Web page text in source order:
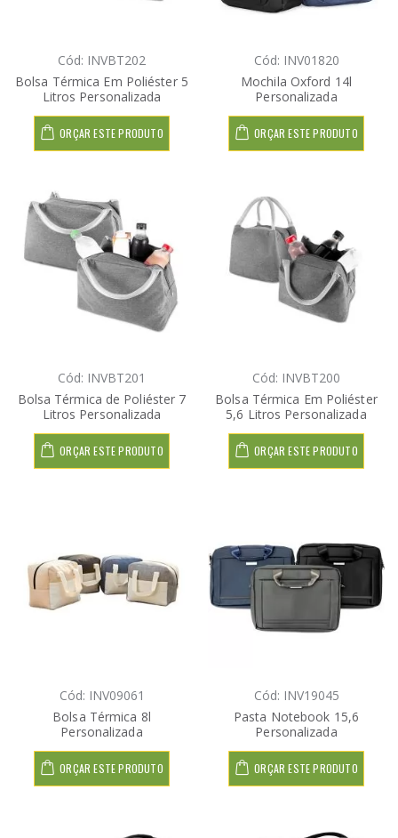
Cód: INVBT202
Bolsa Térmica Em Poliéster 5
Litros Personalizada
ORÇAR ESTE PRODUTO
Cód: INV01820
Mochila Oxford 14l
Personalizada
ORÇAR ESTE PRODUTO
Cód: INVBT201
Bolsa Térmica de Poliéster 7
Litros Personalizada
ORÇAR ESTE PRODUTO
Cód: INVBT200
Bolsa Térmica Em Poliéster
5,6 Litros Personalizada
ORÇAR ESTE PRODUTO
Cód: INV09061
Bolsa Térmica 8l
Personalizada
ORÇAR ESTE PRODUTO
Cód: INV19045
Pasta Notebook 15,6
Personalizada
ORÇAR ESTE PRODUTO